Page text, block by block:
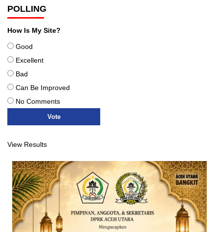
POLLING
How Is My Site?
Good
Excellent
Bad
Can Be Improved
No Comments
View Results